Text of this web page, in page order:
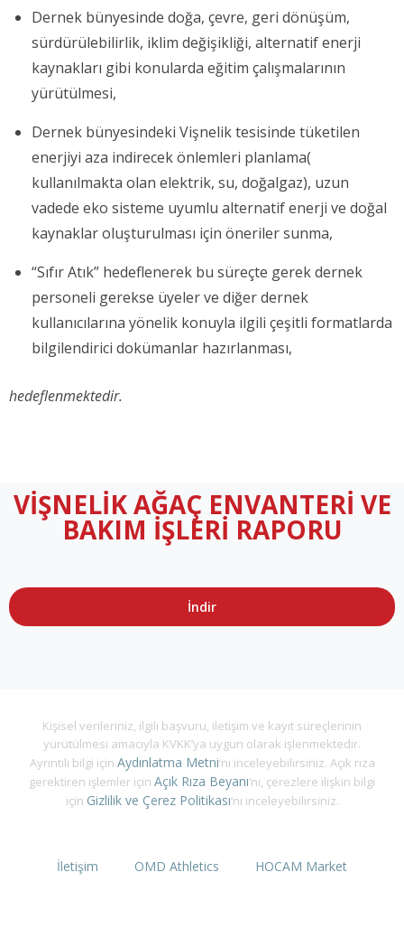
Dernek bünyesinde doğa, çevre, geri dönüşüm,
sürdürülebilirlik, iklim değişikliği, alternatif enerji
kaynakları gibi konularda eğitim çalışmalarının
yürütülmesi,
Dernek bünyesindeki Vişnelik tesisinde tüketilen
enerjiyi aza indirecek önlemleri planlama(
kullanılmakta olan elektrik, su, doğalgaz), uzun
vadede eko sisteme uyumlu alternatif enerji ve doğal
kaynaklar oluşturulması için öneriler sunma,
“Sıfır Atık” hedeflenerek bu süreçte gerek dernek
personeli gerekse üyeler ve diğer dernek
kullanıcılarına yönelik konuyla ilgili çeşitli formatlarda
bilgilendirici dokümanlar hazırlanması,
hedeflenmektedir.
VİŞNELİK AĞAÇ ENVANTERİ VE
BAKIM İŞLERİ RAPORU
İndir
Kişisel verileriniz, ilgili başvuru, iletişim ve kayıt süreçlerinin
yürütülmesi amacıyla KVKK’ya uygun olarak işlenmektedir.
Ayrıntılı bilgi için Aydınlatma Metni‘ni inceleyebilirsiniz. Açık rıza
gerektiren işlemler için Açık Rıza Beyanı‘nı, çerezlere ilişkin bilgi
için Gizlilik ve Çerez Politikası‘nı inceleyebilirsiniz.
İletişim OMD Athletics HOCAM Market